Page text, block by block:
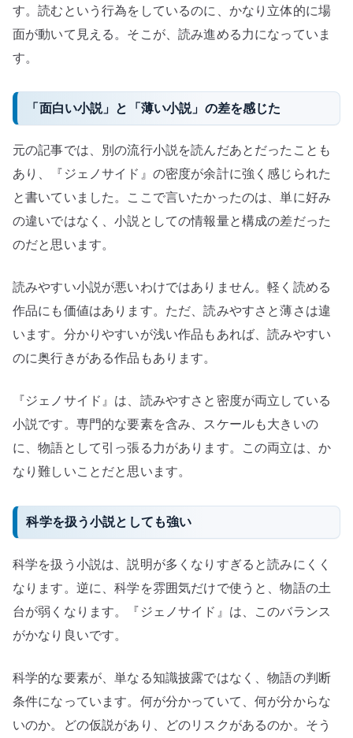
す。読むという行為をしているのに、かなり立体的に場
面が動いて見える。そこが、読み進める力になっていま
す。
「面白い小説」と「薄い小説」の差を感じた
元の記事では、別の流行小説を読んだあとだったことも
あり、『ジェノサイド』の密度が余計に強く感じられた
と書いていました。ここで言いたかったのは、単に好み
の違いではなく、小説としての情報量と構成の差だった
のだと思います。
読みやすい小説が悪いわけではありません。軽く読める
作品にも価値はあります。ただ、読みやすさと薄さは違
います。分かりやすいが浅い作品もあれば、読みやすい
のに奥行きがある作品もあります。
『ジェノサイド』は、読みやすさと密度が両立している
小説です。専門的な要素を含み、スケールも大きいの
に、物語として引っ張る力があります。この両立は、か
なり難しいことだと思います。
科学を扱う小説としても強い
科学を扱う小説は、説明が多くなりすぎると読みにくく
なります。逆に、科学を雰囲気だけで使うと、物語の土
台が弱くなります。『ジェノサイド』は、このバランス
がかなり良いです。
科学的な要素が、単なる知識披露ではなく、物語の判断
条件になっています。何が分かっていて、何が分からな
いのか。どの仮説があり、どのリスクがあるのか。そう